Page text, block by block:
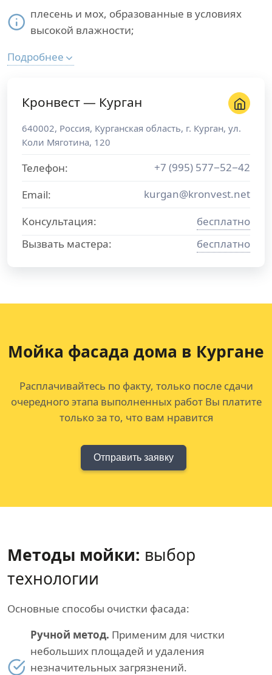
плесень и мох, образованные в условиях
высокой влажности;
Подробнее
Кронвест — Курган
640002, Россия, Курганская область, г. Курган, ул.
Коли Мяготина, 120
Телефон:
+7 (995) 577−52−42
Email:
kurgan@kronvest.net
Консультация:
бесплатно
Вызвать мастера:
бесплатно
Мойка фасада дома в Кургане
Расплачивайтесь по факту, только после сдачи
очередного этапа выполненных работ Вы платите
только за то, что вам нравится
Отправить заявку
Методы мойки: выбор
технологии
Основные способы очистки фасада:
Ручной метод. Применим для чистки
небольших площадей и удаления
незначительных загрязнений.